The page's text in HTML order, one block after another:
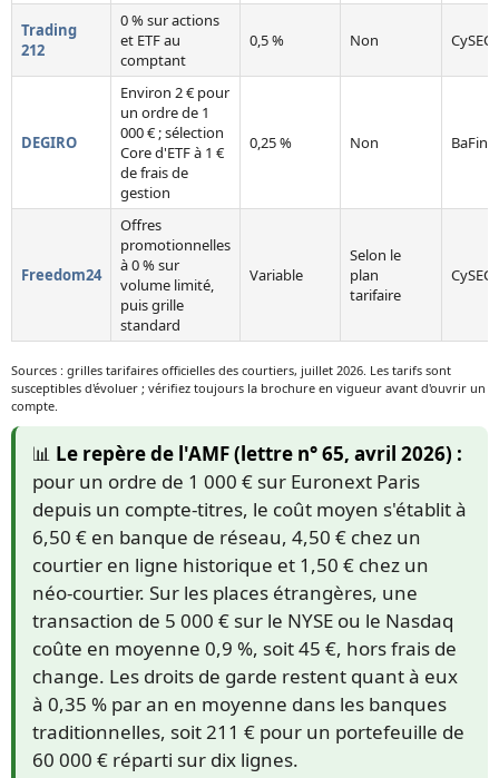
Trading
212
0 % sur actions
et ETF au
comptant
0,5 % Non CySEC
DEGIRO
Environ 2 € pour
un ordre de 1
000 € ; sélection
Core d'ETF à 1 €
de frais de
gestion
0,25 % Non BaFin
Freedom24
Offres
promotionnelles
à 0 % sur
volume limité,
puis grille
standard
Variable
Selon le
plan
tarifaire
CySEC
Sources : grilles tarifaires officielles des courtiers, juillet 2026. Les tarifs sont
susceptibles d'évoluer ; vérifiez toujours la brochure en vigueur avant d'ouvrir un
compte.
📊 Le repère de l'AMF (lettre n° 65, avril 2026) :
pour un ordre de 1 000 € sur Euronext Paris
depuis un compte-titres, le coût moyen s'établit à
6,50 € en banque de réseau, 4,50 € chez un
courtier en ligne historique et 1,50 € chez un
néo-courtier. Sur les places étrangères, une
transaction de 5 000 € sur le NYSE ou le Nasdaq
coûte en moyenne 0,9 %, soit 45 €, hors frais de
change. Les droits de garde restent quant à eux
à 0,35 % par an en moyenne dans les banques
traditionnelles, soit 211 € pour un portefeuille de
60 000 € réparti sur dix lignes.